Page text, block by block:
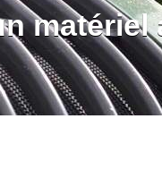
matériel